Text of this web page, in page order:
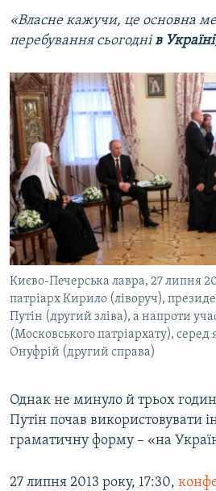
«Власне кажучи, це основна
перебування сьогоднів Україні
Києво-Печерська лавра, 27 липня
патріарх Кирило (ліворуч),
Путін (другий зліва), а напроти
(Московського патріархату),
Онуфрій (другий справа)
Однак не минуло й трьох
Путін почав використовувати
граматичну форму – «на
27 липня 2013 року, 17:30,